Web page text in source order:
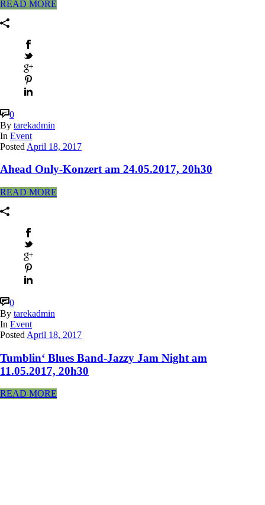
READ MORE
0
By tarekadmin
In Event
Posted April 18, 2017
Ahead Only-Konzert am 24.05.2017, 20h30
READ MORE
0
By tarekadmin
In Event
Posted April 18, 2017
Tumblin‘ Blues Band-Jazzy Jam Night am
11.05.2017, 20h30
READ MORE